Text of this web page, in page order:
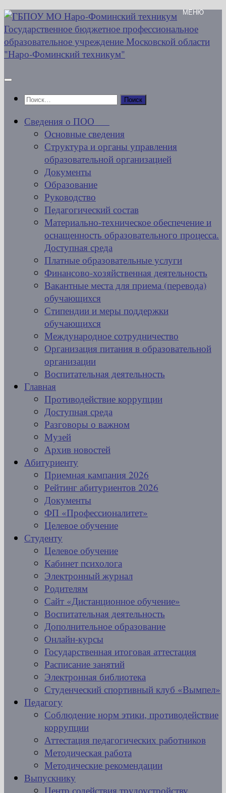
Перейти
к
содержимому
Найти:
Сведения о ПОО
Основные сведения
Структура и органы управления
образовательной организацией
Документы
Образование
Руководство
Педагогический состав
Материально-техническое обеспечение и
оснащенность образовательного процесса.
Доступная среда
Платные образовательные услуги
Финансово-хозяйственная деятельность
Вакантные места для приема (перевода)
обучающихся
Стипендии и меры поддержки
обучающихся
Международное сотрудничество
Организация питания в образовательной
организации
Воспитательная деятельность
Главная
Противодействие коррупции
Доступная среда
Разговоры о важном
Музей
Архив новостей
Абитуриенту
Приемная кампания 2026
Рейтинг абитуриентов 2026
Документы
ФП «Профессионалитет»
Целевое обучение
Студенту
Целевое обучение
Кабинет психолога
Электронный журнал
Родителям
Сайт «Дистанционное обучение»
Воспитательная деятельность
Дополнительное образование
Онлайн-курсы
Государственная итоговая аттестация
Расписание занятий
Электронная библиотека
Студенческий спортивный клуб «Вымпел»
Педагогу
Соблюдение норм этики, противодействие
коррупции
Аттестация педагогических работников
Методическая работа
Методические рекомендации
Выпускнику
Центр содействия трудоустройству